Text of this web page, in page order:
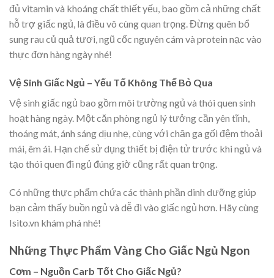
đủ vitamin và khoáng chất thiết yếu, bao gồm cả những chất
hỗ trợ giấc ngủ, là điều vô cùng quan trọng. Đừng quên bổ
sung rau củ quả tươi, ngũ cốc nguyên cám và protein nạc vào
thực đơn hàng ngày nhé!
Vệ Sinh Giấc Ngủ – Yếu Tố Không Thể Bỏ Qua
Vệ sinh giấc ngủ bao gồm môi trường ngủ và thói quen sinh
hoạt hàng ngày. Một căn phòng ngủ lý tưởng cần yên tĩnh,
thoáng mát, ánh sáng dịu nhẹ, cùng với chăn ga gối đệm thoải
mái, êm ái. Hạn chế sử dụng thiết bị điện tử trước khi ngủ và
tạo thói quen đi ngủ đúng giờ cũng rất quan trọng.
Có những thực phẩm chứa các thành phần dinh dưỡng giúp
bạn cảm thấy buồn ngủ và dễ đi vào giấc ngủ hơn. Hãy cùng
Isito.vn khám phá nhé!
Những Thực Phẩm Vàng Cho Giấc Ngủ Ngon
Cơm – Nguồn Carb Tốt Cho Giấc Ngủ?